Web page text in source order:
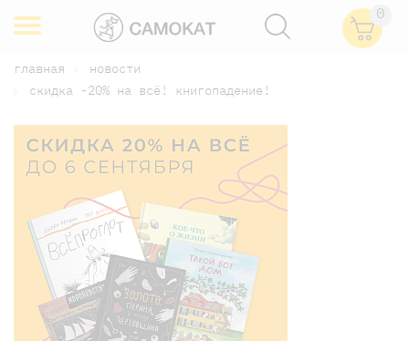
0
главная
новости
скидка -20% на всё! книгопадение!